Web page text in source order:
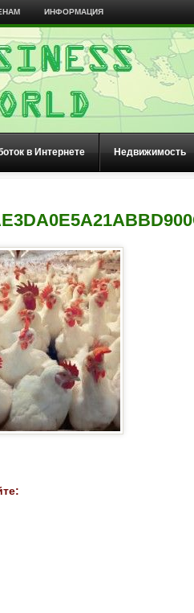
ИНФОРМАЦИЯ
в Интернете Недвижимость